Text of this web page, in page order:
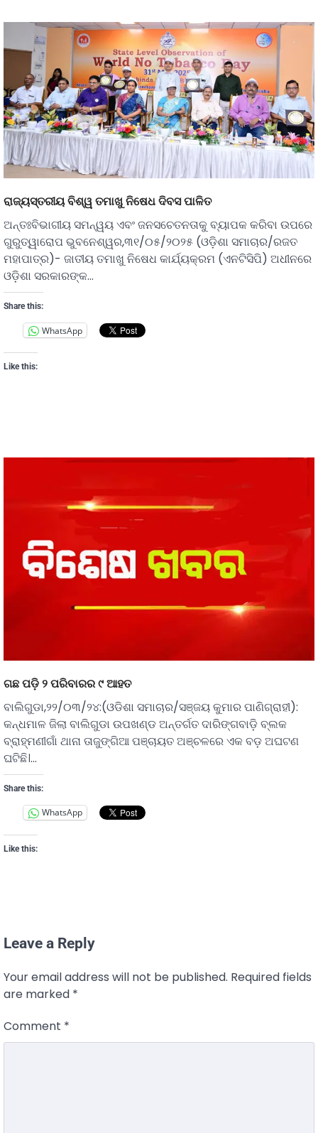
ରାଜ୍ୟସ୍ତରୀୟ ବିଶ୍ୱ ତମାଖୁ ନିଷେଧ ଦିବସ ପାଳିତ
ଅନ୍ତଃବିଭାଗୀୟ ସମନ୍ୱୟ ଏବଂ ଜନସଚେତନତାକୁ ବ୍ୟାପକ କରିବା ଉପରେ
ଗୁରୁତ୍ୱାରୋପ ଭୁବନେଶ୍ୱର,୩୧/୦୫/୨୦୨୫ (ଓଡ଼ିଶା ସମାଚାର/ରଜତ
ମହାପାତ୍ର)- ଜାତୀୟ ତମାଖୁ ନିଷେଧ କାର୍ଯ୍ୟକ୍ରମ (ଏନଟିସିପି) ଅଧୀନରେ
ଓଡ଼ିଶା ସରକାରଙ୍କ…
Share this:
WhatsApp
Like this:
ଗଛ ପଡ଼ି ୨ ପରିବାରର ୯ ଆହତ
ବାଲିଗୁଡା,୨୨/୦୩/୨୪:(ଓଡିଶା ସମାଚାର/ସଞ୍ଜୟ କୁମାର ପାଣିଗ୍ରାହୀ):
କନ୍ଧମାଳ ଜିଲା ବାଲିଗୁଡା ଉପଖଣ୍ଡ ଅନ୍ତର୍ଗତ ଦାରିଙ୍ଗବାଡ଼ି ବ୍ଲକ
ବ୍ରାହ୍ମଣୀଗାଁ ଥାନା ତାଜୁଙ୍ଗିଆ ପଞ୍ଚାୟତ ଅଞ୍ଚଳରେ ଏକ ବଡ଼ ଅଘଟଣ
ଘଟିଛି।…
Share this:
WhatsApp
Like this:
Leave a Reply
Your email address will not be published. Required fields
are marked *
Comment *